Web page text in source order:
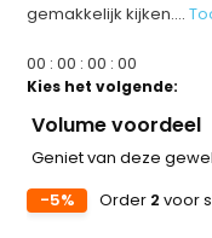
gemakkelijk kijken....
00 :00 :00 :00
Kies het volgende:
Volume voordeel
Geniet van deze
-5%
Order 2 voor